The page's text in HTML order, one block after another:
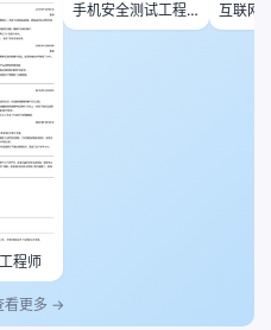
程师
手机安全测试工程
师
互联网
员
看更多 →